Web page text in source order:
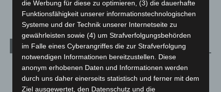
3. August 2026
Kategorien
Blaulicht
Corona-News
712
die Werbung für diese zu optimieren, (3) die dauerhafte
Funktionsfähigkeit unserer informationstechnologischen
Systeme und der Technik unserer Internetseite zu
gewährleisten sowie (4) um Strafverfolgungsbehörden
im Falle eines Cyberangriffes die zur Strafverfolgung
notwendigen Informationen bereitzustellen. Diese
anonym erhobenen Daten und Informationen werden
durch uns daher einerseits statistisch und ferner mit dem
Ziel ausgewertet, den Datenschutz und die